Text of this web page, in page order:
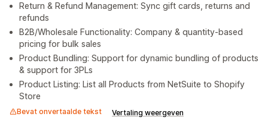
Return & Refund Management: Sync gift cards, returns and
refunds
B2B/Wholesale Functionality: Company & quantity-based
pricing for bulk sales
Product Bundling: Support for dynamic bundling of products
& support for 3PLs
Product Listing: List all Products from NetSuite to Shopify
Store
Bevat onvertaalde tekst Vertaling weergeven